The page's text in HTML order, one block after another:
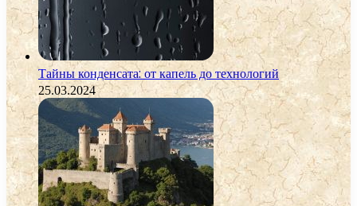
Тайны конденсата: от капель до технологий
25.03.2024